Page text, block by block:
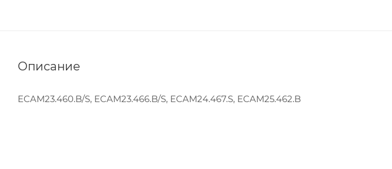
Описание
ECAM23.460.B/S, ECAM23.466.B/S, ECAM24.467.S, ECAM25.462.B